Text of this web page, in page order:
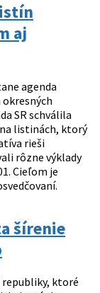
aj
agenda
SR schválila
listinách, ktorý
rieši
rôzne výklady
Cieľom je
šírenie
ktoré